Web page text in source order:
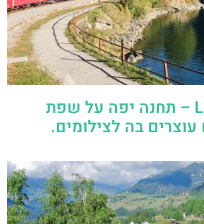
תחנת Le Prese – תחנה יפה על שפת
בה לצילומים.